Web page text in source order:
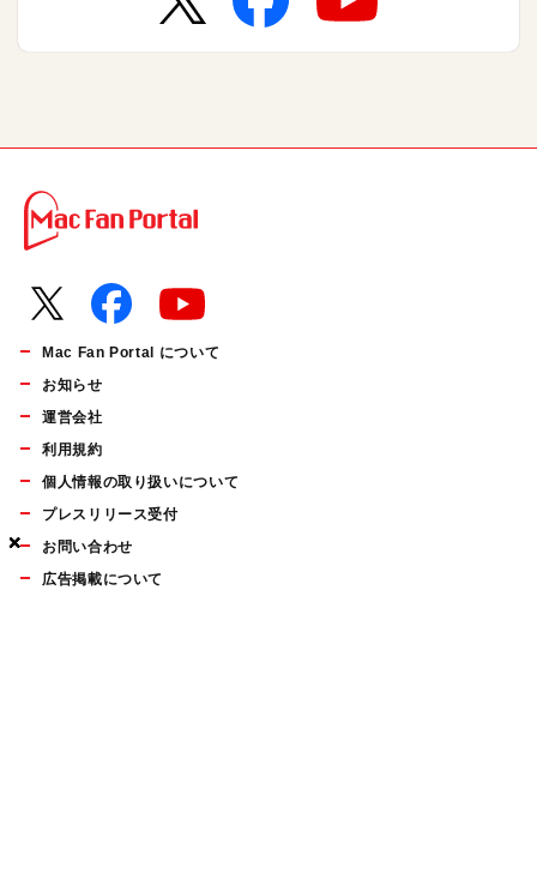
×
×
×
×
Mac Fan Portal について
お知らせ
運営会社
利用規約
個人情報の取り扱いについて
プレスリリース受付
お問い合わせ
広告掲載について